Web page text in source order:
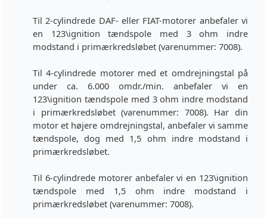
Til 2-cylindrede DAF- eller FIAT-motorer anbefaler vi
en 123\ignition tændspole med 3 ohm indre
modstand i primærkredsløbet (varenummer: 7008).
Til 4-cylindrede motorer med et omdrejningstal på
under ca. 6.000 omdr./min. anbefaler vi en
123\ignition tændspole med 3 ohm indre modstand
i primærkredsløbet (varenummer: 7008). Har din
motor et højere omdrejningstal, anbefaler vi samme
tændspole, dog med 1,5 ohm indre modstand i
primærkredsløbet.
Til 6-cylindrede motorer anbefaler vi en 123\ignition
tændspole med 1,5 ohm indre modstand i
primærkredsløbet (varenummer: 7008).